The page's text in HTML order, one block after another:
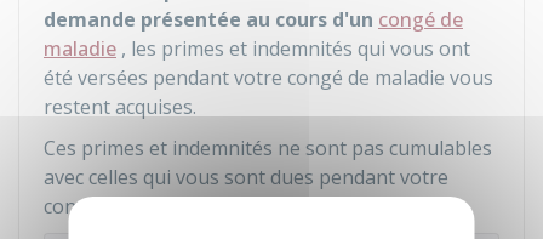
demande présentée au cours d'un congé de
maladie , les primes et indemnités qui vous ont
été versées pendant votre congé de maladie vous
restent acquises.
Ces primes et indemnités ne sont pas cumulables
avec celles qui vous sont dues pendant votre
congé de longue maladie.